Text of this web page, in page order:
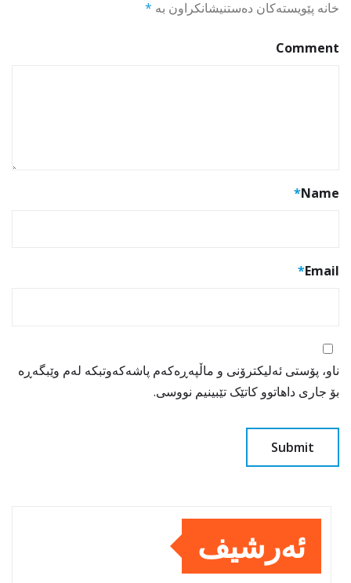
خانە پێویستەکان دەستنیشانکراون بە *
Comment
Name
*
Email
*
ناو، پۆستی ئەلیکترۆنی و ماڵپەڕەکەم پاشەکەوتبکە لەم وێبگەڕە
بۆ جاری داهاتوو کاتێک تێبینیم نووسی.
ئەرشیف